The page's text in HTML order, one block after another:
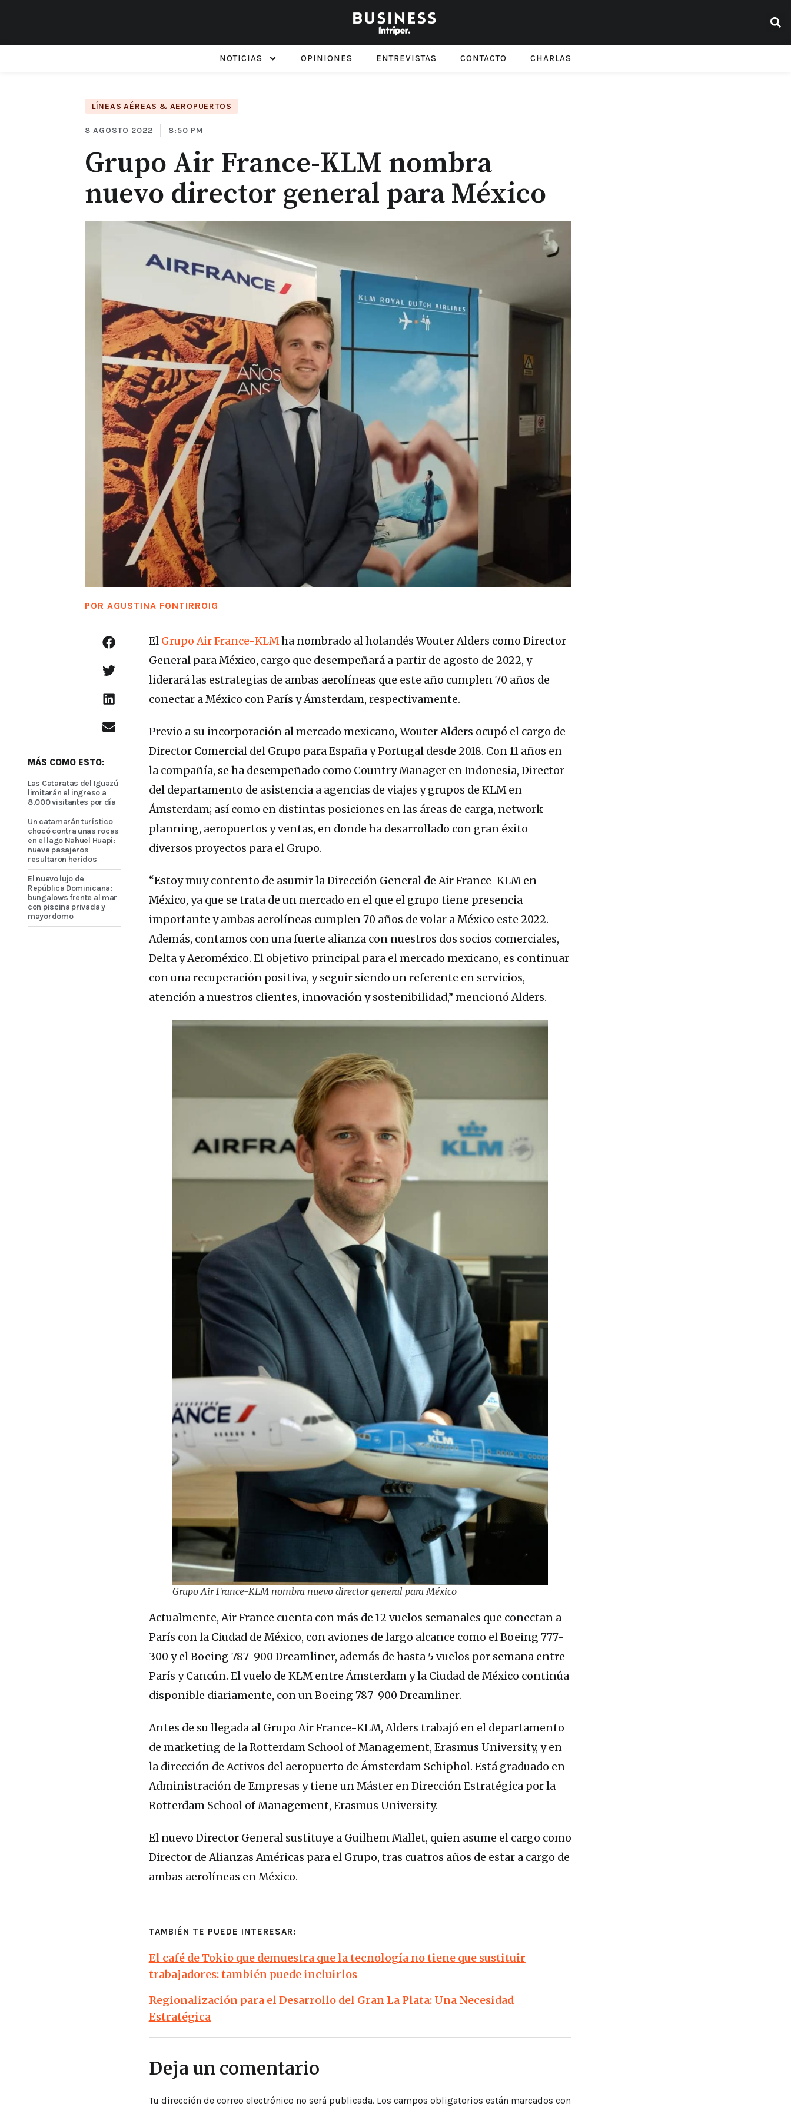
NOTICIAS OPINIONES ENTREVISTAS CONTACTO CHARLAS
LÍNEAS AÉREAS & AEROPUERTOS
8 AGOSTO 2022 8:50 PM
Grupo Air France-KLM nombra
nuevo director general para México
POR AGUSTINA FONTIRROIG
MÁS COMO ESTO:
Las Cataratas del Iguazú
limitarán el ingreso a
8.000 visitantes por día
Un catamarán turístico
chocó contra unas rocas
en el lago Nahuel Huapi:
nueve pasajeros
resultaron heridos
El nuevo lujo de
República Dominicana:
bungalows frente al mar
con piscina privada y
mayordomo
El Grupo Air France-KLMha nombrado al holandés Wouter Alders como Director
General para México, cargo que desempeñará a partir de agosto de 2022, y
liderará las estrategias de ambas aerolíneas que este año cumplen 70 años de
conectar a México con París y Ámsterdam, respectivamente.
Previo a su incorporación al mercado mexicano, Wouter Alders ocupó el cargo de
Director Comercial del Grupo para España y Portugal desde 2018. Con 11 años en
la compañía, se ha desempeñado como Country Manager en Indonesia, Director
del departamento de asistencia a agencias de viajes y grupos de KLM en
Ámsterdam; así como en distintas posiciones en las áreas de carga, network
planning, aeropuertos y ventas, en donde ha desarrollado con gran éxito
diversos proyectos para el Grupo.
“Estoy muy contento de asumir la Dirección General de Air France-KLM en
México, ya que se trata de un mercado en el que el grupo tiene presencia
importante y ambas aerolíneas cumplen 70 años de volar a México este 2022.
Además, contamos con una fuerte alianza con nuestros dos socios comerciales,
Delta y Aeroméxico. El objetivo principal para el mercado mexicano, es continuar
con una recuperación positiva, y seguir siendo un referente en servicios,
atención a nuestros clientes, innovación y sostenibilidad,” mencionó Alders.
Grupo Air France-KLM nombra nuevo director general para México
Actualmente, Air France cuenta con más de 12 vuelos semanales que conectan a
París con la Ciudad de México, con aviones de largo alcance como el Boeing 777-
300 y el Boeing 787-900 Dreamliner, además de hasta 5 vuelos por semana entre
París y Cancún. El vuelo de KLM entre Ámsterdam y la Ciudad de México continúa
disponible diariamente, con un Boeing 787-900 Dreamliner.
Antes de su llegada al Grupo Air France-KLM, Alders trabajó en el departamento
de marketing de la Rotterdam School of Management, Erasmus University, y en
la dirección de Activos del aeropuerto de Ámsterdam Schiphol. Está graduado en
Administración de Empresas y tiene un Máster en Dirección Estratégica por la
Rotterdam School of Management, Erasmus University.
El nuevo Director General sustituye a Guilhem Mallet, quien asume el cargo como
Director de Alianzas Américas para el Grupo, tras cuatros años de estar a cargo de
ambas aerolíneas en México.
TAMBIÉN TE PUEDE INTERESAR:
El café de Tokio que demuestra que la tecnología no tiene que sustituir
trabajadores: también puede incluirlos
Regionalización para el Desarrollo del Gran La Plata: Una Necesidad
Estratégica
Deja un comentario
Tu dirección de correo electrónico no será publicada. Los campos obligatorios están marcados con